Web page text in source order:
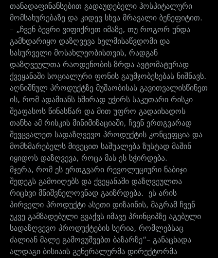
თანადაფინანსებით გადაუდებელი ჰოსპიტალური
მომსახურებაზე და კიდევ სხვა მრავალი ბენეფიტით.
– „ჩვენ ბევრი ვიფიქრეთ იმაზე, თუ როგორ უნდა
გამხდარიყო დაზღვევა ხელმისაწვდომი და
სასურველი მოსახლეობისთვის, რადგან
დაზღვეულთა რაოდენობის ზრდა ავტომატურად
ქვეყანაში სოციალური ფონის გაუმჯობესებას ნიშნავს.
აღნიშნულ პროდუქტზე მუშაობისას გავითვალისწინეთ
ის, რომ ადამიანს ხშირად უჭირს საკუთარი რისკი
შეაფასოს წინასწარ და მით უფრო გადაიხადოს
თანხა ამ რისკის მინიმიზაციაში, ჩვენ ერთგვარად
შევცვალეთ სადაზღვევო პროდუქტის კონცეფცია და
მომხმარებელს მივეცით საშუალება ზუსტად მაშინ
იყიდოს დაზღვევა, როცა მას ეს სჭირდება.
მჯერა, რომ ეს ერთგვარი რევოლუციური ნაბიჯი
შედეგს გამოიღებს და ქვეყანაში დაზღვეულთა
რიცხვი მნიშვნელოვნად გაიზრდება. ეს არის
პირველი პროდუქტი ასეთი დიზაინის, მაგრამ ჩვენ
უკვე გამზადებული გვაქვს იმავე პრინციპზე აგებული
სადაზღვევო პროდუქტების სერია, რომლებსაც
ძალიან მალე გამოვუშვებთ ბაზარზე“– განაცხადა
ალდაგი ბისიაის გენერალურმა დირექტორმა